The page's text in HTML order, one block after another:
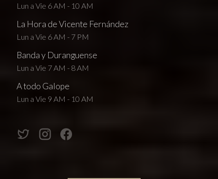
Lun a Vie 6 AM - 10 AM
La Hora de Vicente Fernández
Lun a Vie 6 AM - 7 PM
Banda y Duranguense
Lun a Vie 7 AM - 8 AM
A todo Galope
Lun a Vie 9 AM - 10 AM